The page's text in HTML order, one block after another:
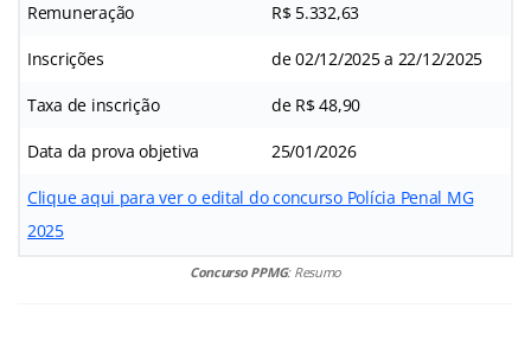
Remuneração R$ 5.332,63
Inscrições de 02/12/2025 a 22/12/2025
Taxa de inscrição de R$ 48,90
Data da prova objetiva 25/01/2026
Clique aqui para ver o edital do concurso Polícia Penal MG
2025
Concurso PPMG: Resumo